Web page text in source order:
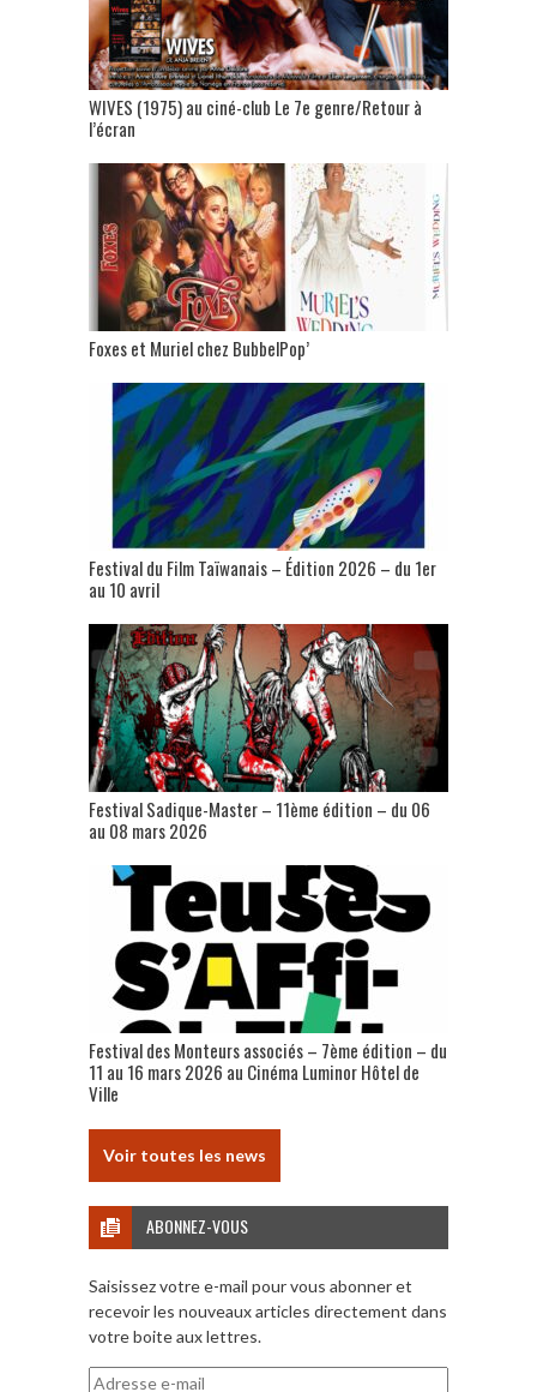
WIVES (1975) au ciné-club Le 7e genre/Retour à
l’écran
Foxes et Muriel chez BubbelPop’
Festival du Film Taïwanais – Édition 2026 – du 1er
au 10 avril
Festival Sadique-Master – 11ème édition – du 06
au 08 mars 2026
Festival des Monteurs associés – 7ème édition – du
11 au 16 mars 2026 au Cinéma Luminor Hôtel de
Ville
Voir toutes les news
ABONNEZ-VOUS
Saisissez votre e-mail pour vous abonner et
recevoir les nouveaux articles directement dans
votre boite aux lettres.
Adresse